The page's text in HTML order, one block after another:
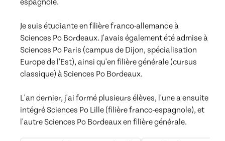
espagnole.
Je suis étudiante en filière franco-allemande à
Sciences Po Bordeaux. J'avais également été admise à
Sciences Po Paris (campus de Dijon, spécialisation
Europe de l'Est), ainsi qu'en filière générale (cursus
classique) à Sciences Po Bordeaux.
L'an dernier, j'ai formé plusieurs élèves, l'une a ensuite
intégré Sciences Po Lille (filière franco-espagnole), et
l'autre Sciences Po Bordeaux en filière générale.